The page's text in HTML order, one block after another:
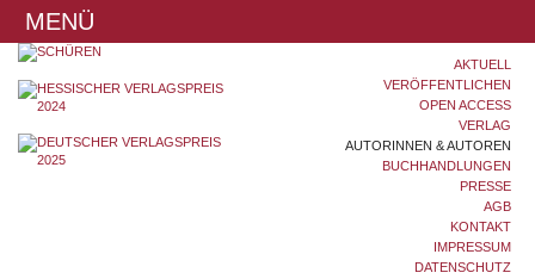
MENÜ
AKTUELL
VERÖFFENTLICHEN
OPEN ACCESS
VERLAG
AUTORINNEN & AUTOREN
BUCHHANDLUNGEN
PRESSE
AGB
KONTAKT
IMPRESSUM
DATENSCHUTZ